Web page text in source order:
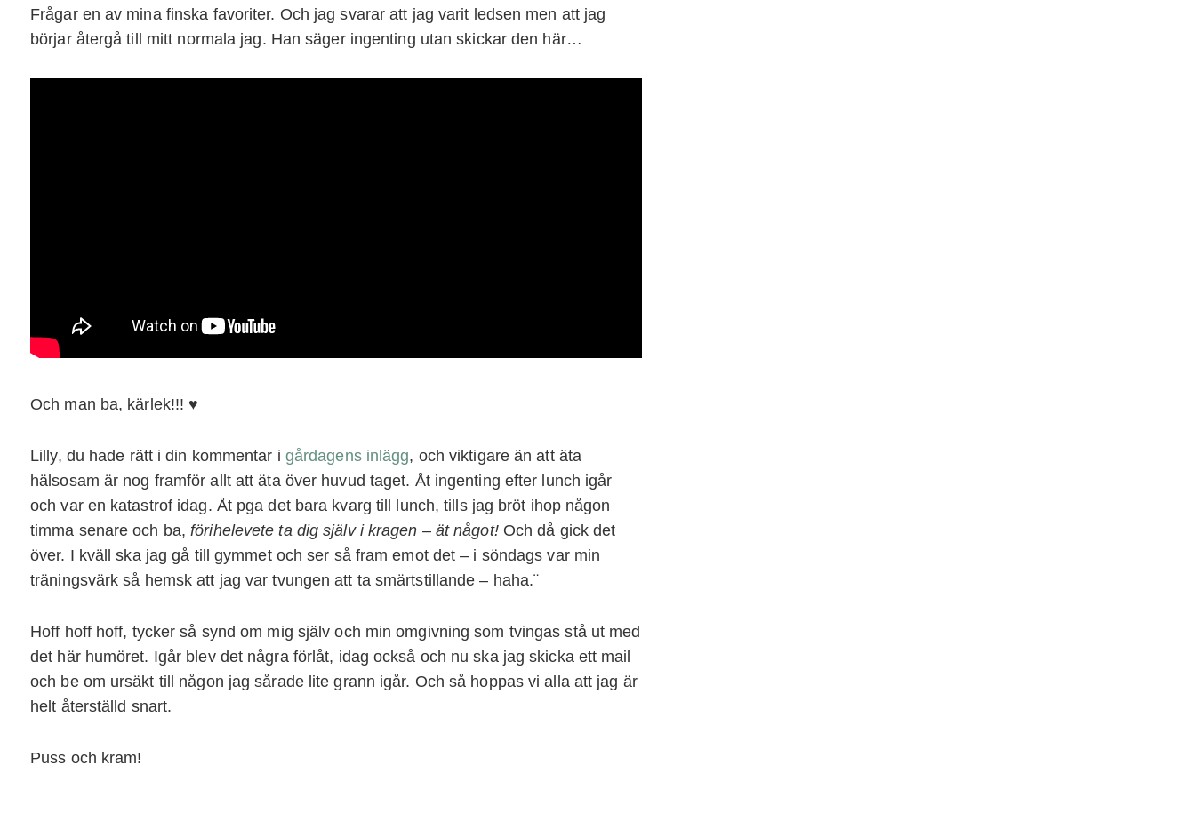
Frågar en av mina finska favoriter. Och jag svarar att jag varit ledsen men att jag
börjar återgå till mitt normala jag. Han säger ingenting utan skickar den här…
Och man ba, kärlek!!! ♥
Lilly, du hade rätt i din kommentar i gårdagens inlägg, och viktigare än att äta
hälsosam är nog framför allt att äta över huvud taget. Åt ingenting efter lunch igår
och var en katastrof idag. Åt pga det bara kvarg till lunch, tills jag bröt ihop någon
timma senare och ba,förihelevete ta dig själv i kragen – ät något!Och då gick det
över. I kväll ska jag gå till gymmet och ser så fram emot det – i söndags var min
träningsvärk så hemsk att jag var tvungen att ta smärtstillande – haha.¨
Hoff hoff hoff, tycker så synd om mig själv och min omgivning som tvingas stå ut med
det här humöret. Igår blev det några förlåt, idag också och nu ska jag skicka ett mail
och be om ursäkt till någon jag sårade lite grann igår. Och så hoppas vi alla att jag är
helt återställd snart.
Puss och kram!